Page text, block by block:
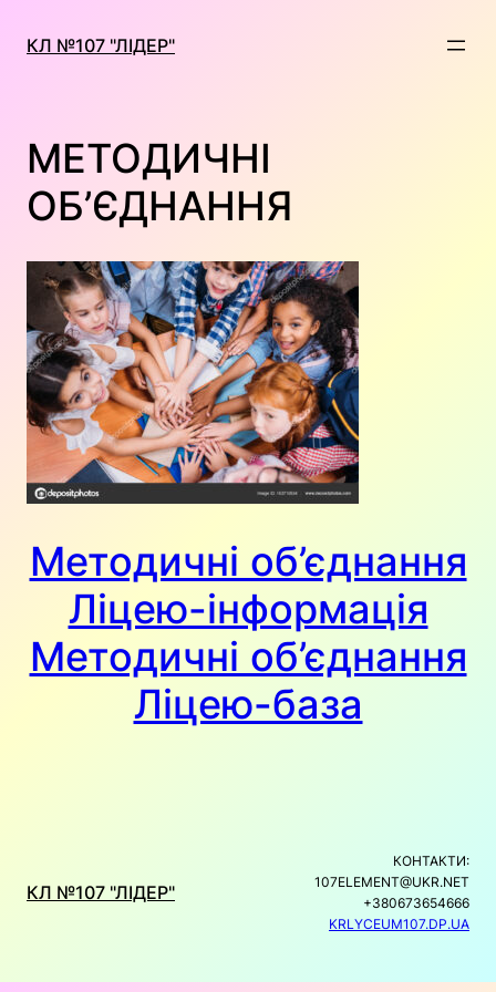
вмісту
КЛ №107 "ЛІДЕР"
МЕТОДИЧНІ
ОБ’ЄДНАННЯ
Методичні об’єднання
Ліцею-інформація
Методичні об’єднання
Ліцею-база
КЛ №107 "ЛІДЕР"
КОНТАКТИ:
107ELEMENT@UKR.NET
+380673654666
KRLYCEUM107.DP.UA